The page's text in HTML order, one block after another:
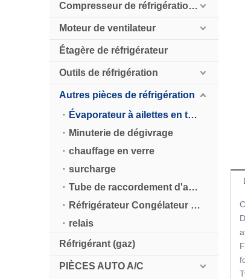
Compresseur de réfrigération HollySnow
Moteur de ventilateur
Étagère de réfrigérateur
Outils de réfrigération
Autres pièces de réfrigération
Évaporateur à ailettes en tube d'aluminium
Minuterie de dégivrage
chauffage en verre
surcharge
Tube de raccordement d'aspiration du réfrigérateur
Réfrigérateur Congélateur plaque en aluminium gaufré
relais
Réfrigérant (gaz)
PIÈCES AUTO A/C